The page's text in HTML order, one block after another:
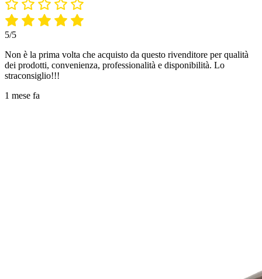
5/5
Non è la prima volta che acquisto da questo rivenditore per qualità
dei prodotti, convenienza, professionalità e disponibilità. Lo
straconsiglio!!!
1 mese fa